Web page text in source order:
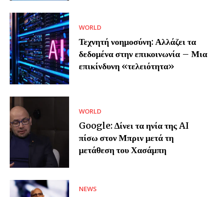
WORLD
Τεχνητή νοημοσύνη: Αλλάζει τα
δεδομένα στην επικοινωνία – Μια
επικίνδυνη «τελειότητα»
WORLD
Google: Δίνει τα ηνία της AI
πίσω στον Μπριν μετά τη
μετάθεση του Χασάμπη
NEWS